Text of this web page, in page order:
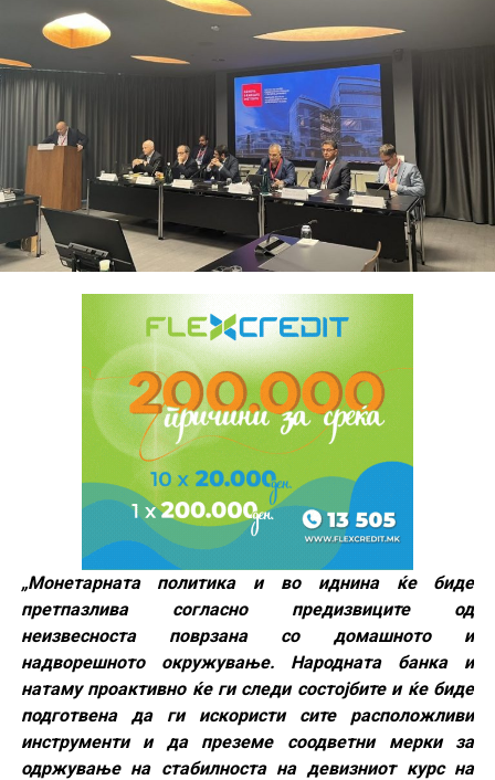
„Монетарната политика и во иднина ќе биде
претпазлива согласно предизвиците од
неизвесностa поврзана со домашното и
надворешното окружување. Народната банка и
натаму проактивно ќе ги следи состојбите и ќе биде
подготвена да ги искористи сите расположливи
инструменти и да преземе соодветни мерки за
одржување на стабилноста на девизниот курс на